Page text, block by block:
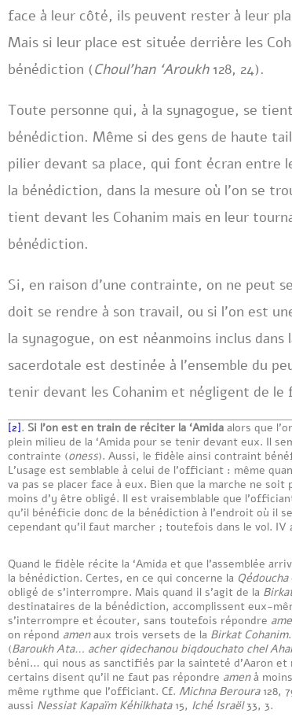
face à leur côté, ils peuvent rester à leur
Mais si leur place est située derrière les
bénédiction (Choul’han ‘Aroukh128, 24).
Toute personne qui, à la synagogue, se
bénédiction. Même si des gens de haute
pilier devant sa place, qui font écran entre
la bénédiction, dans la mesure où l’on se
tient devant les Cohanim mais en leur
bénédiction.
Si, en raison d’une contrainte, on ne peut
doit se rendre à son travail, ou si l’on est
la synagogue, on est néanmoins inclus
sacerdotale est destinée à l’ensemble du
tenir devant les Cohanim et négligent de le
[2]. Si l’on est en train de réciter la ‘Amida alors que
plein milieu de la ‘Amida pour se tenir devant eux. Il
contrainte (oness). Aussi, le fidèle ainsi contraint
L’usage est semblable à celui de l’officiant : même
va pas se placer face à eux. Bien que la marche ne
moins d’y être obligé. Il est vraisemblable que
qu’il bénéficie donc de la bénédiction à l’endroit où il
cependant qu’il faut marcher ; toutefois dans le vol.
Quand le fidèle récite la ‘Amida et que l’assemblée
la bénédiction. Certes, en ce qui concerne la Qédoucha
obligé de s’interrompre. Mais quand il s’agit de la
destinataires de la bénédiction, accomplissent eux-
s’interrompre et écouter, sans toutefois répondre
on répond amenaux trois versets de la Birkat Cohanim
(Baroukh Ata… acher qidechanou biqdouchato chel
béni… qui nous as sanctifiés par la sainteté d’Aaron
certains disent qu’il ne faut pas répondre amenà moins
même rythme que l’officiant. Cf. Michna Beroura 128,
aussi Nessiat Kapaïm Kéhilkhata15, Iché Israël33, 3.